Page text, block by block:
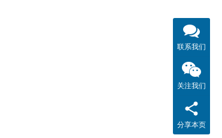
联系我们
关注我们
分享本页